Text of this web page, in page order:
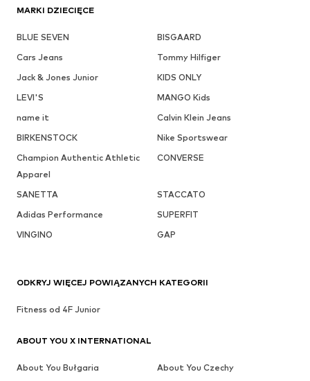
MARKI DZIECIĘCE
BLUE SEVEN
BISGAARD
Cars Jeans
Tommy Hilfiger
Jack & Jones Junior
KIDS ONLY
LEVI'S
MANGO Kids
name it
Calvin Klein Jeans
BIRKENSTOCK
Nike Sportswear
Champion Authentic Athletic
Apparel
CONVERSE
SANETTA
STACCATO
Adidas Performance
SUPERFIT
VINGINO
GAP
ODKRYJ WIĘCEJ POWIĄZANYCH KATEGORII
Fitness od 4F Junior
ABOUT YOU X INTERNATIONAL
About You Bułgaria
About You Czechy